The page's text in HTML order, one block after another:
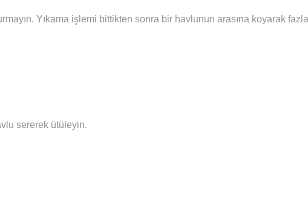
Yıkama işlemi bittikten sonra bir havlunun arasına koyarak
sererek ütüleyin.